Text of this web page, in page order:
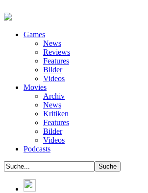
Games
News
Reviews
Features
Bilder
Videos
Movies
Archiv
News
Kritiken
Features
Bilder
Videos
Podcasts